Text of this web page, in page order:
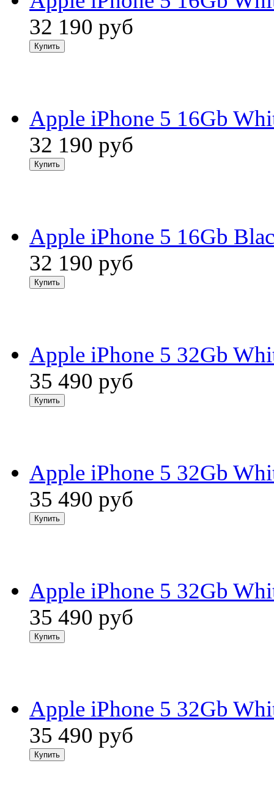
32 190 руб
Apple iPhone 5 16Gb
32 190 руб
Apple iPhone 5 16Gb
32 190 руб
Apple iPhone 5 32Gb
35 490 руб
Apple iPhone 5 32Gb
35 490 руб
Apple iPhone 5 32Gb
35 490 руб
Apple iPhone 5 32Gb
35 490 руб